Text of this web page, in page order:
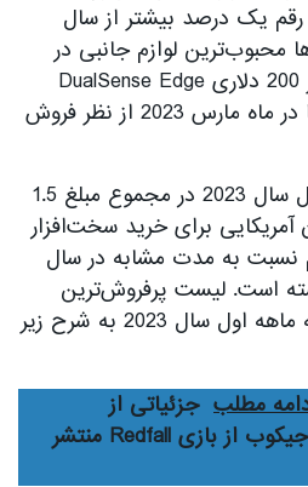
یک درصد بیشتر از سال
محبوب‌ترین لوازم جانبی در
بین بازیکنان بوده و کنترلر 200 دلاری DualSense Edge
پر‌فروش‌ترین گیم‌پد آمریکا در ماه مارس 2023 از نظر فروش
در بازه زمانی سه ماهه اول سال 2023 در مجموع مبلغ 1.5
آمریکایی برای خرید سخت‌افزار
نسبت به مدت مشابه در سال
داشته است. لیست پرفروش‌ترین
بازی‌ها در ماه مارس و سه ماهه اول سال 2023 به شرح زیر
مطلب جزئیاتی از
شخصیت جیکوب از بازی Redfall منتشر